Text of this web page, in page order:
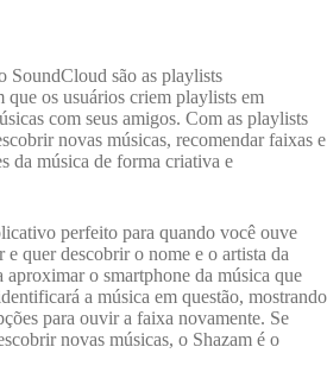
SoundCloud são as playlists
que os usuários criem playlists em
com seus amigos. Com as playlists
novas músicas, recomendar faixas e
da música de forma criativa e
perfeito para quando você ouve
quer descobrir o nome e o artista da
aproximar o smartphone da música que
a música em questão, mostrando
para ouvir a faixa novamente. Se
novas músicas, o Shazam é ​​o